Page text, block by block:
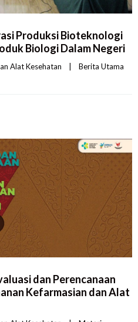
Produksi Bioteknologi
Biologi Dalam Negeri
Alat Kesehatan
Berita Utama
dan Perencanaan
Kefarmasian dan Alat